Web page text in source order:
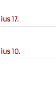
17.
10.